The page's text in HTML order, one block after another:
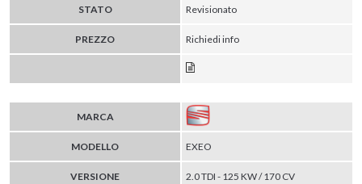
STATO
Revisionato
PREZZO Richiedi info
MARCA
MODELLO EXEO
VERSIONE 2.0 TDI - 125 KW / 170 CV